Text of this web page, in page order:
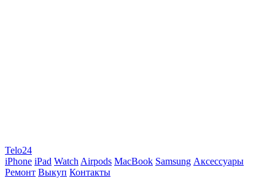
Telo24
iPhone iPad Watch Airpods MacBook Samsung Аксессуары
Ремонт Выкуп Контакты